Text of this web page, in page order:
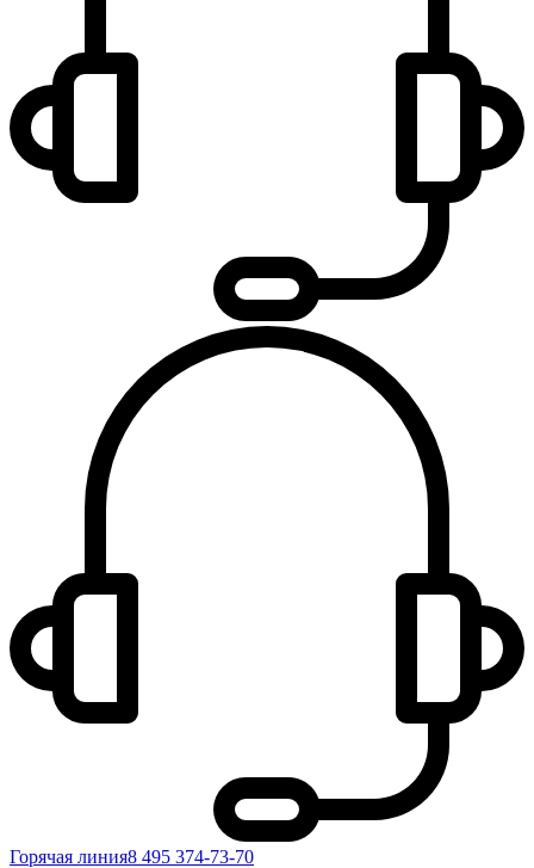
Горячая линия8 495 374-73-70